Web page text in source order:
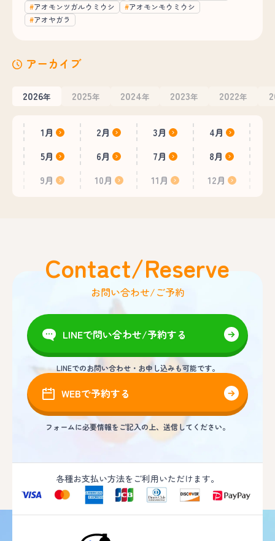
アオモンツガルウミウシ
アオモンモウミウシ
アオヤガラ
アーカイブ
2026年 2025年 2024年 2023年 2022年
1月 2月 3月
4月
5月
6月 7月
8月
9月
10月 11月 12月
Contact/Reserve
お問い合わせ/ご予約
LINEで問い合わせ/予約する
LINEでのお問い合わせ・お申し込みも可能です。
WEBで予約する
フォームに必要情報をご記入の上、送信してください。
各種お支払い方法をご利用いただけます。